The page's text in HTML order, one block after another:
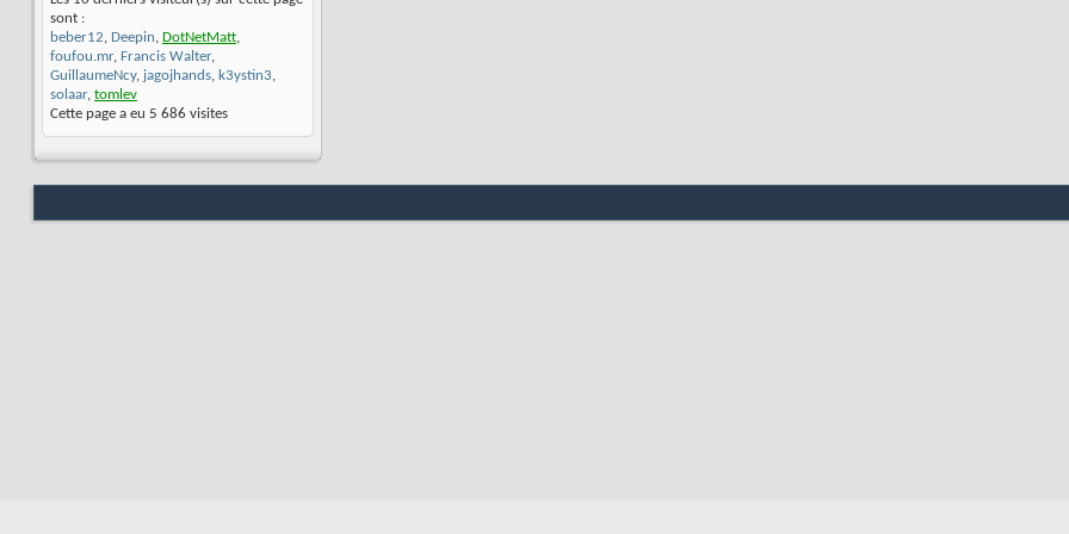
sont :
beber12, Deepin, DotNetMatt,
foufou.mr, Francis Walter,
GuillaumeNcy, jagojhands, k3ystin3,
solaar, tomlev
Cette page a eu 5 686 visites